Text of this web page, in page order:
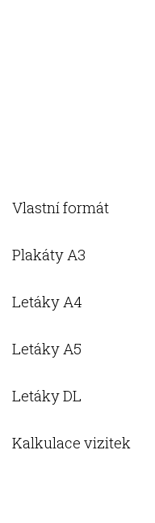
Vlastní formát
Plakáty A3
Letáky A4
Letáky A5
Letáky DL
Kalkulace vizitek